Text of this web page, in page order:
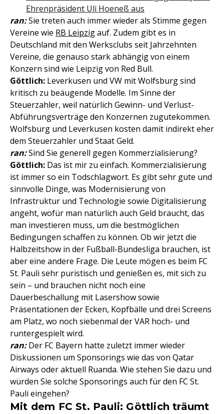
Ehrenpräsident Uli Hoeneß aus
ran:Sie treten auch immer wieder als Stimme gegen
Vereine wie RB Leipzigauf. Zudem gibt es in
Deutschland mit den Werksclubs seit Jahrzehnten
Vereine, die genauso stark abhängig von einem
Konzern sind wie Leipzig von Red Bull.
Göttlich: Leverkusen und VW mit Wolfsburg sind
kritisch zu beäugende Modelle. Im Sinne der
Steuerzahler, weil natürlich Gewinn- und Verlust-
Abführungsverträge den Konzernen zugutekommen.
Wolfsburg und Leverkusen kosten damit indirekt eher
dem Steuerzahler und Staat Geld.
ran:Sind Sie generell gegen Kommerzialisierung?
Göttlich: Das ist mir zu einfach. Kommerzialisierung
ist immer so ein Todschlagwort. Es gibt sehr gute und
sinnvolle Dinge, was Modernisierung von
Infrastruktur und Technologie sowie Digitalisierung
angeht, wofür man natürlich auch Geld braucht, das
man investieren muss, um die bestmöglichen
Bedingungen schaffen zu können. Ob wir jetzt die
Halbzeitshow in der Fußball-Bundesliga brauchen, ist
aber eine andere Frage. Die Leute mögen es beim FC
St. Pauli sehr puristisch und genießen es, mit sich zu
sein – und brauchen nicht noch eine
Dauerbeschallung mit Lasershow sowie
Präsentationen der Ecken, Kopfbälle und drei Screens
am Platz, wo noch siebenmal der VAR hoch- und
runtergespielt wird.
ran:Der FC Bayern hatte zuletzt immer wieder
Diskussionen um Sponsorings wie das von Qatar
Airways oder aktuell Ruanda. Wie stehen Sie dazu und
würden Sie solche Sponsorings auch für den FC St.
Pauli eingehen?
Mit dem FC St. Pauli: Göttlich träumt